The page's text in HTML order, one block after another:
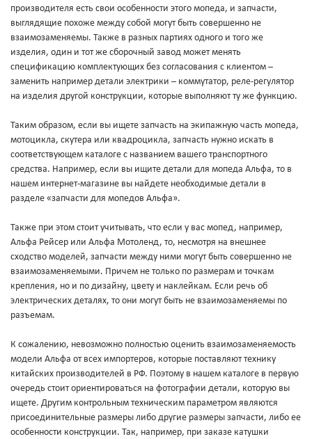
производителя есть свои особенности этого мопеда, и запчасти,
выглядящие похоже между собой могут быть совершенно не
взаимозаменяемы. Также в разных партиях одного и того же
изделия, один и тот же сборочный завод может менять
спецификацию комплектующих без согласования с клиентом –
заменить например детали электрики – коммутатор, реле-регулятор
на изделия другой конструкции, которые выполняют ту же функцию.
Таким образом, если вы ищете запчасть на экипажную часть мопеда,
мотоцикла, скутера или квадроцикла, запчасть нужно искать в
соответствующем каталоге с названием вашего транспортного
средства. Например, если вы ищите детали для мопеда Альфа, то в
нашем интернет-магазине вы найдете необходимые детали в
разделе «запчасти для мопедов Альфа».
Также при этом стоит учитывать, что если у вас мопед, например,
Альфа Рейсер или Альфа Мотоленд, то, несмотря на внешнее
сходство моделей, запчасти между ними могут быть совершенно не
взаимозаменяемыми. Причем не только по размерам и точкам
крепления, но и по дизайну, цвету и наклейкам. Если речь об
электрических деталях, то они могут быть не взаимозаменяемы по
разъемам.
К сожалению, невозможно полностью оценить взаимозаменяемость
модели Альфа от всех импортеров, которые поставляют технику
китайских производителей в РФ. Поэтому в нашем каталоге в первую
очередь стоит ориентироваться на фотографии детали, которую вы
ищете. Другим контрольным техническим параметром являются
присоединительные размеры либо другие размеры запчасти, либо ее
особенности конструкции. Так, например, при заказе катушки